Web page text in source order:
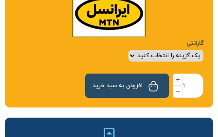
گارانتی
افزودن به سبد خرید